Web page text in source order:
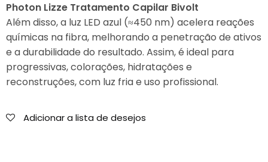
Tratamento
Capilar
Bivolt
Photon Lizze Tratamento Capilar Bivolt
Além disso, a luz LED azul (≈450 nm) acelera reações
químicas na fibra, melhorando a penetração de ativos
e a durabilidade do resultado. Assim, é ideal para
progressivas, colorações, hidratações e
reconstruções, com luz fria e uso profissional.
Adicionar a lista de desejos